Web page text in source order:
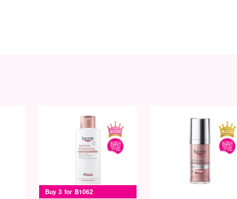
Buy 3 for ฿1062